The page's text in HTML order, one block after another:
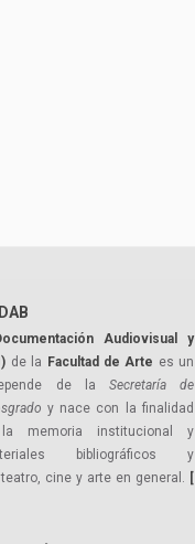
Audiovisual y
de la Facultad de Arte es un
de la Secretaría de
y nace con la finalidad
memoria institucional y
bibliográficos y
cine y arte en general.
[